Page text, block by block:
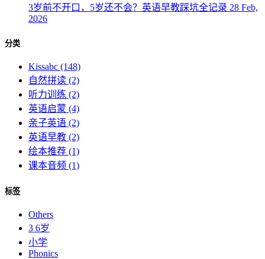
3岁前不开口，5岁还不会？英语早教踩坑全记录 28 Feb,
2026
分类
Kissabc (148)
自然拼读 (2)
听力训练 (2)
英语启蒙 (4)
亲子英语 (2)
英语早教 (2)
绘本推荐 (1)
课本音频 (1)
标签
Others
3 6岁
小学
Phonics